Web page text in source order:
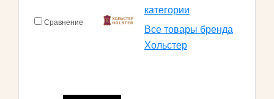
Сравнение
категории
Все товары бренда
Хольстер